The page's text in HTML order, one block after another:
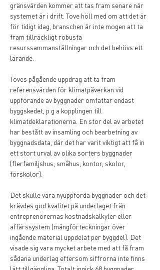
gränsvärden kommer att tas fram senare när
systemet är i drift. Tove höll med om att det är
för tidigt idag, branschen är inte mogen att ta
fram tillräckligt robusta
resurssammanställningar och det behövs ett
lärande.
Toves pågående uppdrag att ta fram
referensvärden för klimatpåverkan vid
uppförande av byggnader omfattar endast
byggskedet, p g a kopplingen till
klimatdeklarationerna. En stor del av arbetet
har bestått av insamling och bearbetning av
byggnadsdata, där det har varit viktigt att få in
ett stort urval av olika sorters byggnader
(flerfamiljshus, småhus, kontor, skolor,
förskolor).
Det skulle vara nyuppförda byggnader och det
krävdes god kvalitet på underlaget från
entreprenörernas kostnadskalkyler eller
affärssystem (mängförteckningar över
ingående material uppdelat per byggdel). Det
visade sig vara mycket arbete med att få fram
sådana underlag eftersom siffrorna inte finns